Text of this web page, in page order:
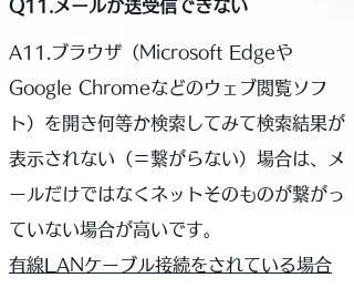
Q11.メールが送受信できない
A11.ブラウザ（Microsoft Edgeや
Google Chromeなどのウェブ閲覧ソフ
ト）を開き何等か検索してみて検索結果が
表示されない（＝繋がらない）場合は、メ
ールだけではなくネットそのものが繋がっ
ていない場合が高いです。
有線LANケーブル接続をされている場合